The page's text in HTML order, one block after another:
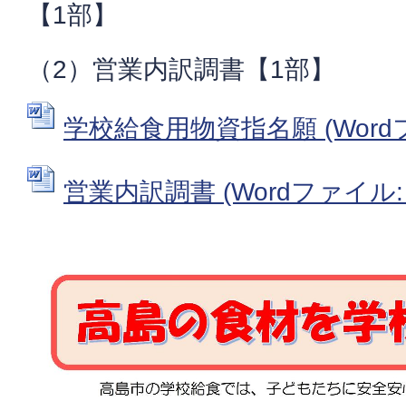
【1部】
（2）営業内訳調書【1部】
学校給食用物資指名願
営業内訳調書 (Wordファイル